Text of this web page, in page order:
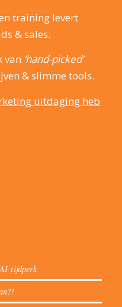
training levert
& sales.
van ‘hand-picked’
& slimme tools.
uitdaging heb
tijdperk